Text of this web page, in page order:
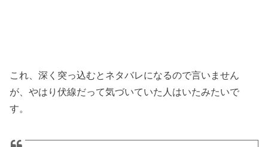
これ、深く突っ込むとネタバレになるので言いません
が、やはり伏線だって気づいていた人はいたみたいで
す。